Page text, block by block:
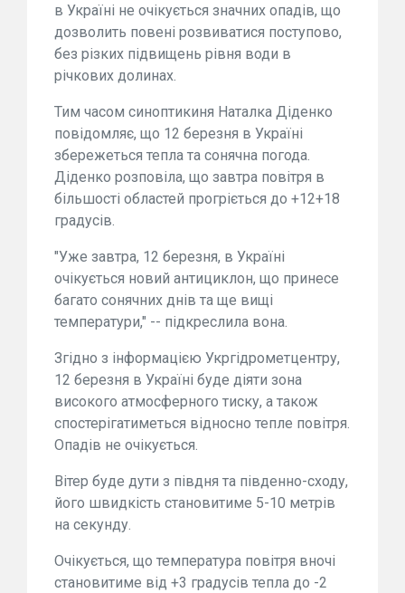
в Україні не очікується значних опадів, що
дозволить повені розвиватися поступово,
без різких підвищень рівня води в
річкових долинах.
Тим часом синоптикиня Наталка Діденко
повідомляє, що 12 березня в Україні
збережеться тепла та сонячна погода.
Діденко розповіла, що завтра повітря в
більшості областей прогріється до +12+18
градусів.
"Уже завтра, 12 березня, в Україні
очікується новий антициклон, що принесе
багато сонячних днів та ще вищі
температури," -- підкреслила вона.
Згідно з інформацією Укргідрометцентру,
12 березня в Україні буде діяти зона
високого атмосферного тиску, а також
спостерігатиметься відносно тепле повітря.
Опадів не очікується.
Вітер буде дути з півдня та південно-сходу,
його швидкість становитиме 5-10 метрів
на секунду.
Очікується, що температура повітря вночі
становитиме від +3 градусів тепла до -2